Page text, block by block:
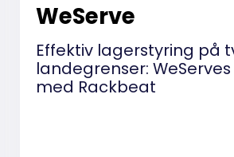
WeServe
Effektiv lagerstyring på
landegrenser:
med Rackbeat